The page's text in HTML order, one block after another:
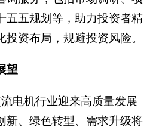
五五规划等，助力投资者精
资布局，规避投资风险。
望
电机行业迎来高质量发展
新、绿色转型、需求升级将